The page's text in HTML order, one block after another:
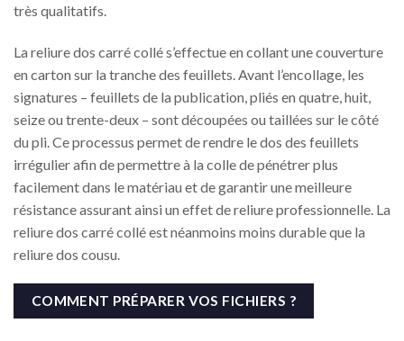
très qualitatifs.
La reliure dos carré collé s’effectue en collant une couverture
en carton sur la tranche des feuillets. Avant l’encollage, les
signatures – feuillets de la publication, pliés en quatre, huit,
seize ou trente-deux – sont découpées ou taillées sur le côté
du pli. Ce processus permet de rendre le dos des feuillets
irrégulier afin de permettre à la colle de pénétrer plus
facilement dans le matériau et de garantir une meilleure
résistance assurant ainsi un effet de reliure professionnelle. La
reliure dos carré collé est néanmoins moins durable que la
reliure dos cousu.
COMMENT PRÉPARER VOS FICHIERS ?